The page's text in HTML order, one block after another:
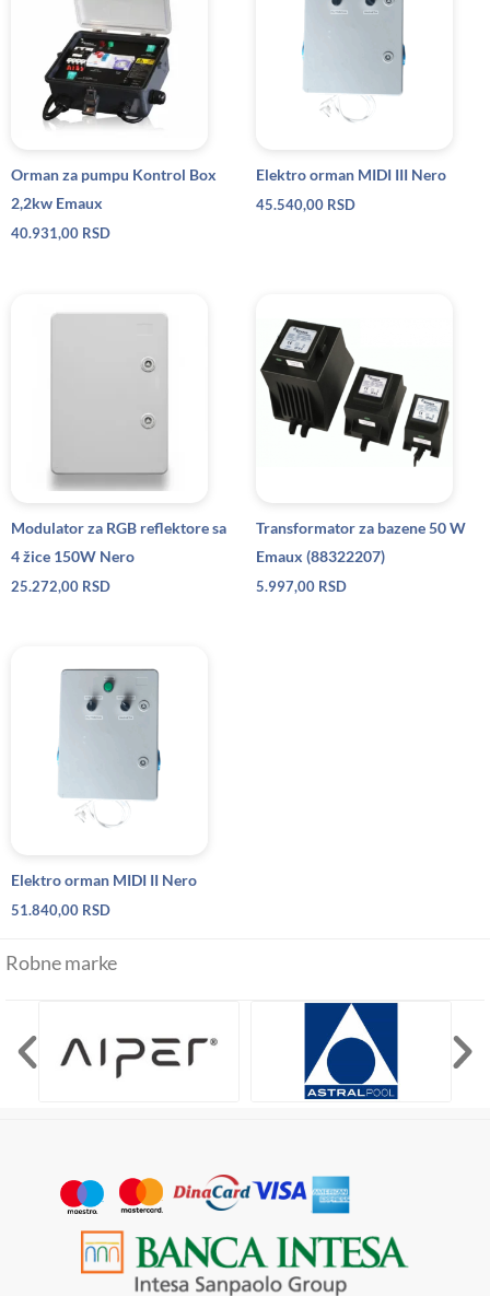
Orman za pumpu Kontrol Box
2,2kw Emaux
40.931,00 RSD
Elektro orman MIDI III Nero
45.540,00 RSD
Modulator za RGB reflektore sa
4 žice 150W Nero
25.272,00 RSD
Transformator za bazene 50 W
Emaux (88322207)
5.997,00 RSD
Elektro orman MIDI II Nero
51.840,00 RSD
Robne marke